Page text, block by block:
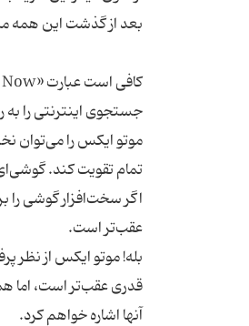
موتو ایکس را می‌توان
بله! موتو ایکس از نظر
قدری عقب‌تر است، اما